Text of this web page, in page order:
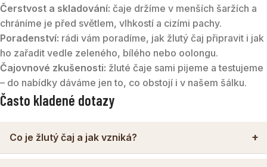
Čerstvost a skladování: čaje držíme v menších šaržích a
chráníme je před světlem, vlhkostí a cizími pachy.
Poradenství: rádi vám poradíme, jak žlutý čaj připravit i jak
ho zařadit vedle zeleného, bílého nebo oolongu.
Čajovnové zkušenosti: žluté čaje sami pijeme a testujeme
– do nabídky dáváme jen to, co obstojí i v našem šálku.
Často kladené dotazy
Co je žlutý čaj a jak vzniká?